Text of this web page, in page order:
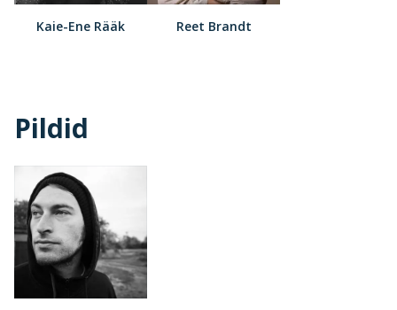
Kaie-Ene Rääk Reet Brandt
Pildid